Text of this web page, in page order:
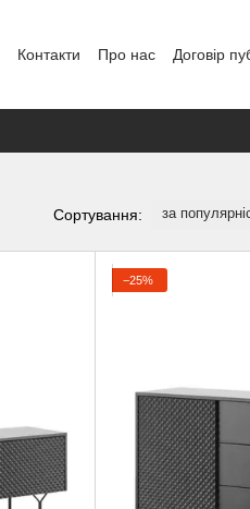
Контакти Про нас Договір
Сортування: за
−25%